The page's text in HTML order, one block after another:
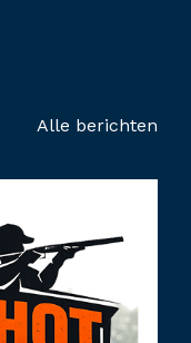
Alle berichten